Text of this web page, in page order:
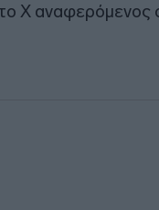
Χ αναφερόμενος